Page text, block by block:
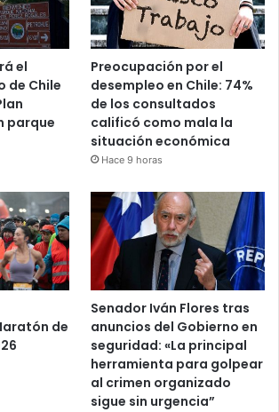
el
de Chile
parque
Preocupación por el
desempleo en Chile: 74%
de los consultados
calificó como mala la
situación económica
Hace 9 horas
de
Senador Iván Flores tras
anuncios del Gobierno en
seguridad: «La principal
herramienta para golpear
al crimen organizado
sigue sin urgencia”